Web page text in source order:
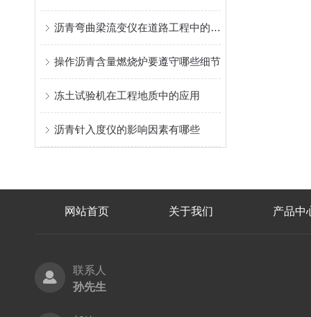
沥青弯曲梁流变仪在道路工程中的应用
操作沥青含量燃烧炉要遵守哪些细节
冻土试验机在工程地质中的应用
沥青针入度仪的影响因素有哪些
网站首页 关于我们 产品中
联系人
孙先生